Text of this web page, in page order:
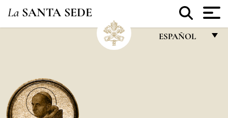
La SANTA SEDE
ESPAÑOL